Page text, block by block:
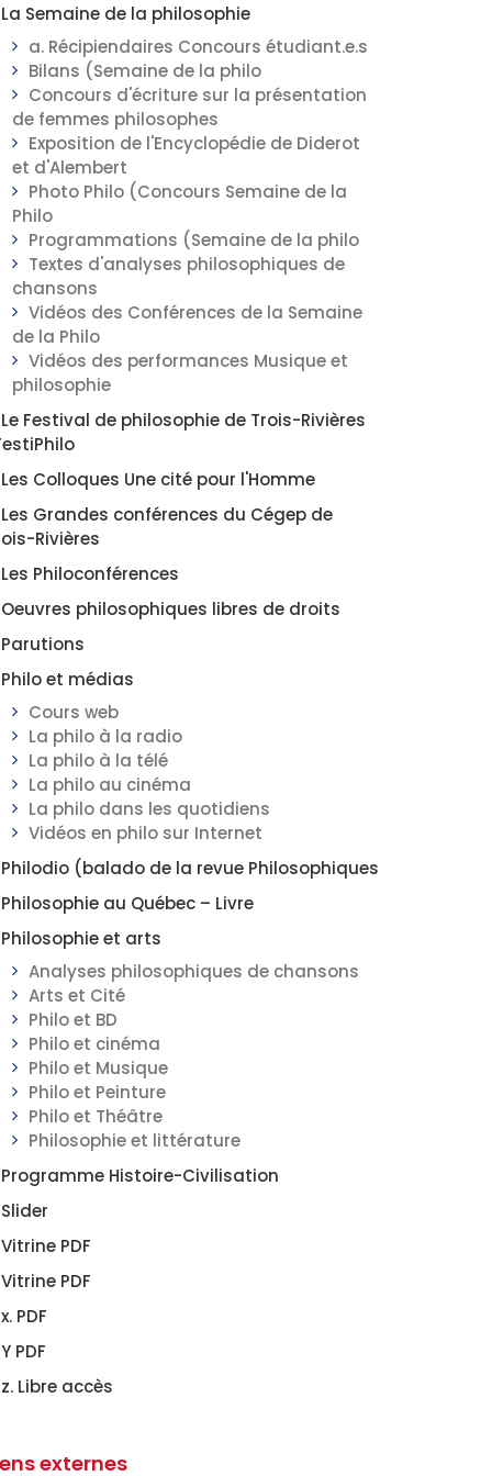
La Semaine de la philosophie
a. Récipiendaires Concours étudiant.e.s
Bilans (Semaine de la philo
Concours d'écriture sur la présentation
de femmes philosophes
Exposition de l'Encyclopédie de Diderot
et d'Alembert
Photo Philo (Concours Semaine de la
Philo
Programmations (Semaine de la philo
Textes d'analyses philosophiques de
chansons
Vidéos des Conférences de la Semaine
de la Philo
Vidéos des performances Musique et
philosophie
Le Festival de philosophie de Trois-Rivières
Les Colloques Une cité pour l'Homme
Les Grandes conférences du Cégep de
Rivières
Les Philoconférences
Oeuvres philosophiques libres de droits
Parutions
Philo et médias
Cours web
La philo à la radio
La philo à la télé
La philo au cinéma
La philo dans les quotidiens
Vidéos en philo sur Internet
Philodio (balado de la revue Philosophiques
Philosophie au Québec – Livre
Philosophie et arts
Analyses philosophiques de chansons
Arts et Cité
Philo et BD
Philo et cinéma
Philo et Musique
Philo et Peinture
Philo et Théâtre
Philosophie et littérature
Programme Histoire-Civilisation
Slider
Vitrine PDF
Vitrine PDF
x. PDF
Y PDF
z. Libre accès
externes